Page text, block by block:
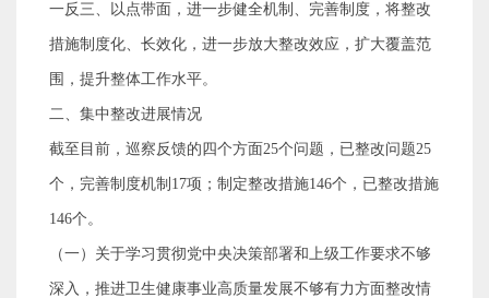
一反三、以点带面，进一步健全机制、完善制度，将整改
措施制度化、长效化，进一步放大整改效应，扩大覆盖范
围，提升整体工作水平。
二、集中整改进展情况
截至目前，巡察反馈的四个方面25个问题，已整改问题25
个，完善制度机制 17项；制定整改措施146个，已整改措施
146个。
（一） 关于学习贯彻党中央决策部署和上级工作要求不够
深入，推进卫生健康事业高质量发展不够有力方面整改情